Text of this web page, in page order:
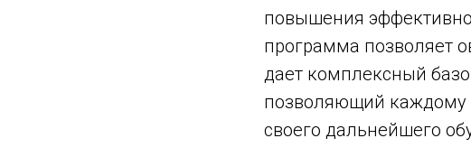
повышения
программа позволяет
дает комплексный
позволяющий каждому
своего дальнейшего